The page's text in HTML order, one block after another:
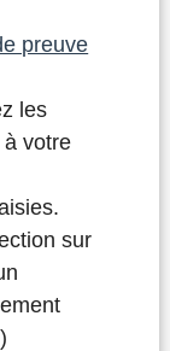
preuve
les
votre
sur